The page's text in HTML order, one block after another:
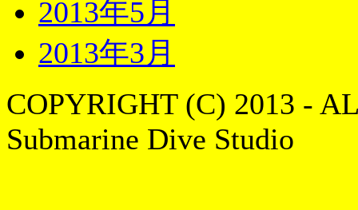
2013年5月
2013年3月
COPYRIGHT (C) 2013 -
Submarine Dive Studio